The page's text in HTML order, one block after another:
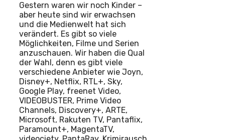
Gestern waren wir noch Kinder –
aber heute sind wir erwachsen
und die Medienwelt hat sich
verändert. Es gibt so viele
Möglichkeiten, Filme und Serien
anzuschauen. Wir haben die Qual
der Wahl, denn es gibt viele
verschiedene Anbieter wie Joyn,
Disney+, Netflix, RTL+, Sky,
Google Play, freenet Video,
VIDEOBUSTER, Prime Video
Channels, Discovery+, ARTE,
Microsoft, Rakuten TV, Pantaflix,
Paramount+, MagentaTV,